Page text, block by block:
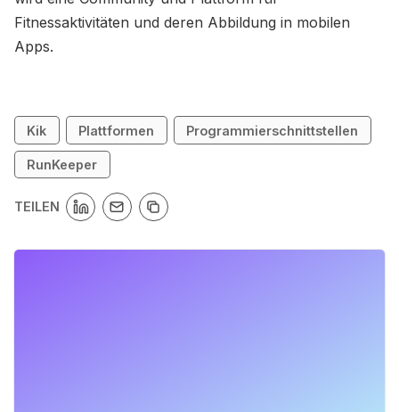
Fitnessaktivitäten und deren Abbildung in mobilen
Apps.
Kik Plattformen Programmierschnittstellen
RunKeeper
TEILEN